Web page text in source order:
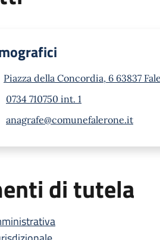
Piazza della Concordia, 6 63837
0734 710750 int. 1
anagrafe@comunefalerone.it
di tutela